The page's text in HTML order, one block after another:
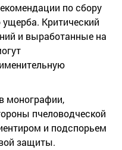
по сбору
ущерба. Критический
и выработанные на
монографии,
пчеловодческой
и подспорьем
защиты.